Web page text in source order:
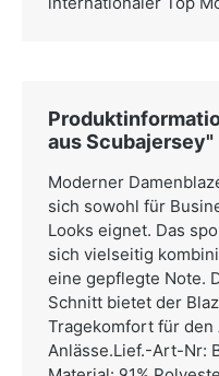
aus Scubajersey"
Moderner
sich sowohl für
Looks eignet. Das
sich vielseitig
eine gepflegte Note.
Schnitt bietet der
Tragekomfort für den
Anlässe.Lief.-Art-Nr: